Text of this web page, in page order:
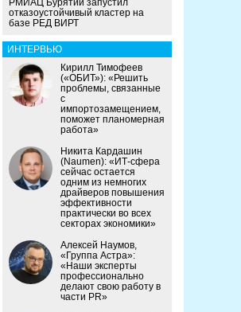
РМИАЦ Бурятии запустил
отказоустойчивый кластер на
базе РЕД ВИРТ
ИНТЕРВЬЮ
Кирилл Тимофеев
(«ОБИТ»): «Решить
проблемы, связанные
с
импортозамещением,
поможет планомерная
работа»
Никита Кардашин
(Naumen): «ИТ-сфера
сейчас остается
одним из немногих
драйверов повышения
эффективности
практически во всех
секторах экономики»
Алексей Наумов,
«Группа Астра»:
«Наши эксперты
профессионально
делают свою работу в
части PR»